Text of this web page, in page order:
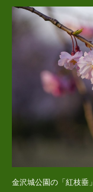
金沢城公園の「紅枝垂」